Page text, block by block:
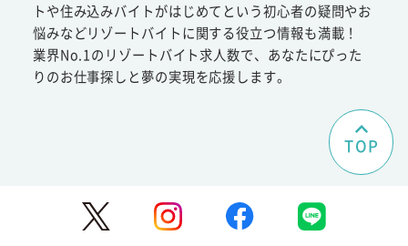
トや住み込みバイトがはじめてという初心者の疑問やお
悩みなどリゾートバイトに関する役立つ情報も満載！
業界No.1のリゾートバイト求人数で、あなたにぴった
りのお仕事探しと夢の実現を応援します。
TOP